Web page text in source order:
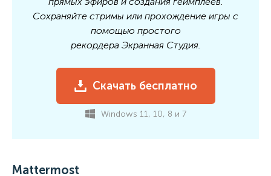
Сохраняйте стримы или прохождение игры с
помощью простого
рекордера Экранная Студия.
Скачать бесплатно
Windows 11, 10, 8 и 7
Mattermost